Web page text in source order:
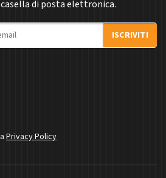
di posta elettronica.
ISCRIVITI
Privacy Policy